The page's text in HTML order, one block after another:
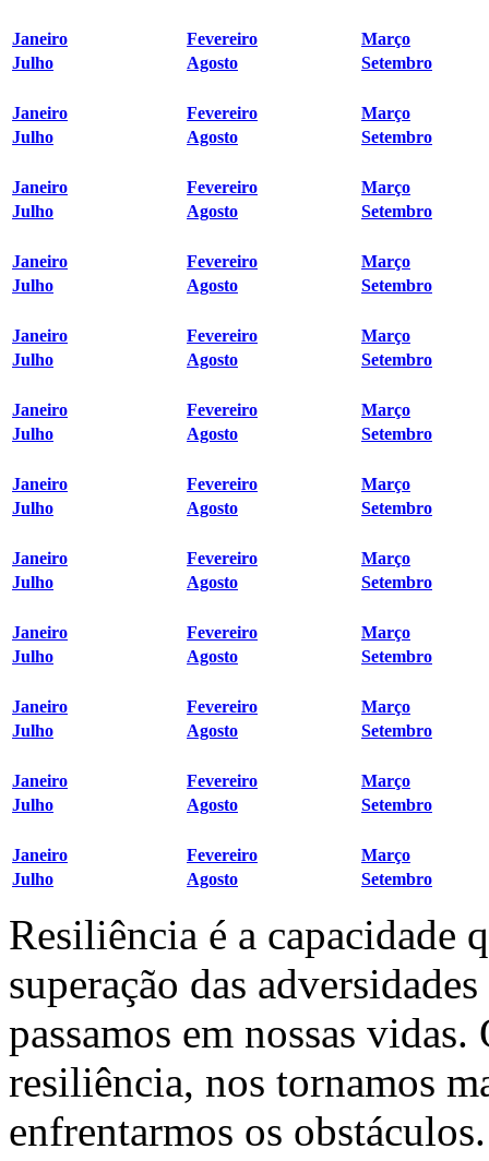
Janeiro Fevereiro
Março
Julho
Agosto Setembro
Janeiro Fevereiro
Março
Julho
Agosto Setembro
Janeiro Fevereiro
Março
Julho
Agosto Setembro
Janeiro Fevereiro
Março
Julho
Agosto Setembro
Janeiro Fevereiro
Março
Julho
Agosto Setembro
Janeiro Fevereiro
Março
Julho
Agosto Setembro
Janeiro Fevereiro
Março
Julho
Agosto Setembro
Janeiro Fevereiro
Março
Julho
Agosto Setembro
Janeiro Fevereiro
Março
Julho
Agosto Setembro
Janeiro Fevereiro
Março
Julho
Agosto Setembro
Janeiro Fevereiro
Março
Julho
Agosto Setembro
Janeiro Fevereiro
Março
Julho
Agosto Setembro
Resiliência é a capacidade
superação das
passamos em nossas
resiliência, nos tornamos
enfrentarmos os obstáculos.